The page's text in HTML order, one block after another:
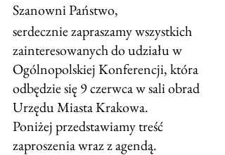
Szanowni Państwo,
serdecznie zapraszamy wszystkich
zainteresowanych do udziału w
Ogólnopolskiej Konferencji, która
odbędzie się 9 czerwca w sali obrad
Urzędu Miasta Krakowa.
Poniżej przedstawiamy treść
zaproszenia wraz z agendą.